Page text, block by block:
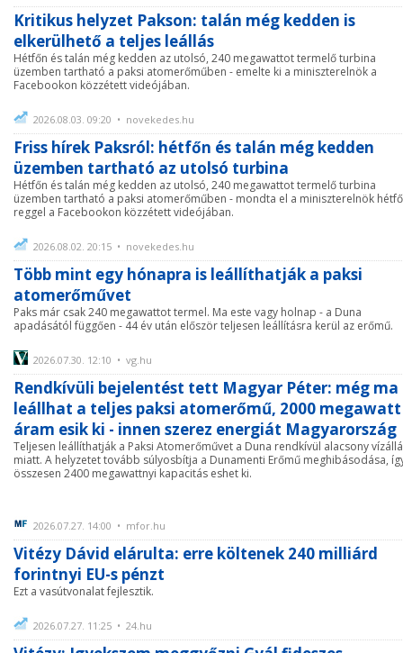
Kritikus helyzet Pakson: talán még kedden is
elkerülhető a teljes leállás
Hétfőn és talán még kedden az utolsó, 240 megawattot termelő turbina
üzemben tartható a paksi atomerőműben - emelte ki a miniszterelnök a
Facebookon közzétett videójában.
2026.08.03. 09:20 • novekedes.hu
Friss hírek Paksról: hétfőn és talán még kedden
üzemben tartható az utolsó turbina
Hétfőn és talán még kedden az utolsó, 240 megawattot termelő turbina
üzemben tartható a paksi atomerőműben - mondta el a miniszterelnök
reggel a Facebookon közzétett videójában.
2026.08.02. 20:15 • novekedes.hu
Több mint egy hónapra is leállíthatják a paksi
atomerőművet
Paks már csak 240 megawattot termel. Ma este vagy holnap - a Duna
apadásától függően - 44 év után először teljesen leállításra kerül az erőmű.
2026.07.30. 12:10 • vg.hu
Rendkívüli bejelentést tett Magyar Péter: még ma
leállhat a teljes paksi atomerőmű, 2000 megawatt
áram esik ki - innen szerez energiát Magyarország
Teljesen leállíthatják a Paksi Atomerőművet a Duna rendkívül alacsony
miatt. A helyzetet tovább súlyosbítja a Dunamenti Erőmű meghibásodása,
összesen 2400 megawattnyi kapacitás eshet ki.
2026.07.27. 14:00 • mfor.hu
Vitézy Dávid elárulta: erre költenek 240 milliárd
forintnyi EU-s pénzt
Ezt a vasútvonalat fejlesztik.
2026.07.27. 11:25 • 24.hu